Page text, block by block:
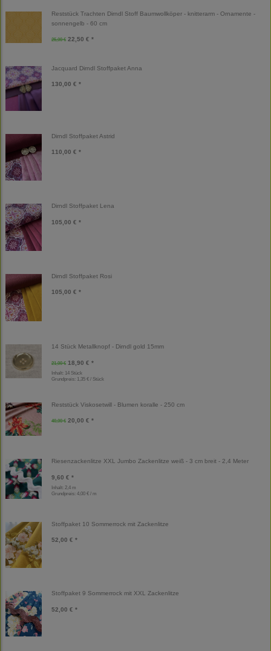
Reststück Trachten Dirndl Stoff Baumwollköper - knitterarm - Ornamente -
sonnengelb - 60 cm
25,00 € 22,50 € *
Jacquard Dirndl Stoffpaket Anna
130,00 € *
Dirndl Stoffpaket Astrid
110,00 € *
Dirndl Stoffpaket Lena
105,00 € *
Dirndl Stoffpaket Rosi
105,00 € *
14 Stück Metallknopf - Dirndl gold 15mm
21,00 € 18,90 € *
Inhalt: 14 Stück
Grundpreis: 1,35 € / Stück
Reststück Viskosetwill - Blumen koralle - 250 cm
40,00 € 20,00 € *
Riesenzackenlitze XXL Jumbo Zackenlitze weiß - 3 cm breit - 2,4 Meter
9,60 € *
Inhalt: 2,4 m
Grundpreis: 4,00 € / m
Stoffpaket 10 Sommerrock mit Zackenlitze
52,00 € *
Stoffpaket 9 Sommerrock mit XXL Zackenlitze
52,00 € *